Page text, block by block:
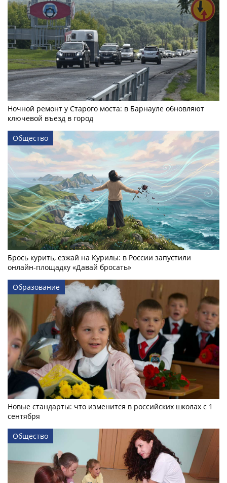
Ночной ремонт у Старого моста: в Барнауле обновляют
ключевой въезд в город
Общество
Брось курить, езжай на Курилы: в России запустили
онлайн-­площадку «Давай бросать»
Образование
Новые стандарты: что изменится в российских школах с 1
сентября
Общество